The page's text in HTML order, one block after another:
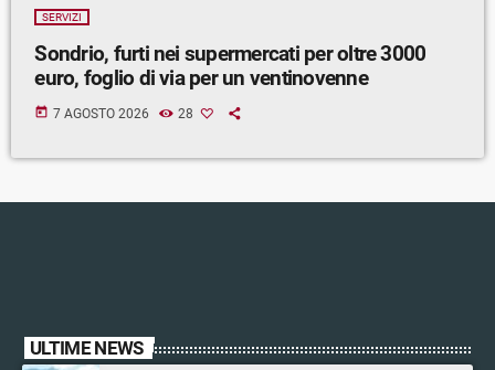
SERVIZI
Sondrio, furti nei supermercati per oltre 3000
euro, foglio di via per un ventinovenne
today 7 AGOSTO 2026 28
ULTIME NEWS